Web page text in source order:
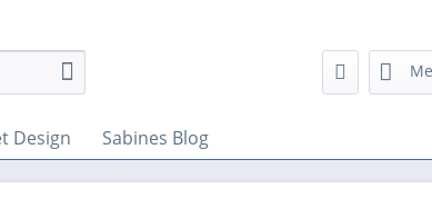
Design Sabines Blog